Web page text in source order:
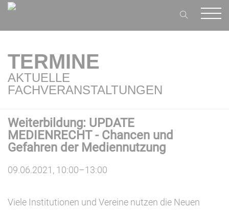
TERMINE
AKTUELLE
FACHVERANSTALTUNGEN
Weiterbildung: UPDATE
MEDIENRECHT - Chancen und
Gefahren der Mediennutzung
09.06.2021, 10:00–13:00
Viele Institutionen und Vereine nutzen die Neuen